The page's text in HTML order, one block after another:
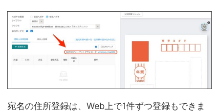
宛名の住所登録は、Web上で1件ずつ登録もできま